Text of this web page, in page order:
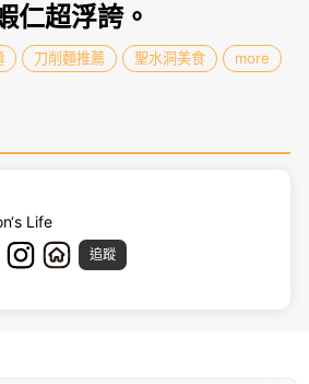
仁超浮誇。
刀削麵推薦 聖水洞美食 more
Life
追蹤